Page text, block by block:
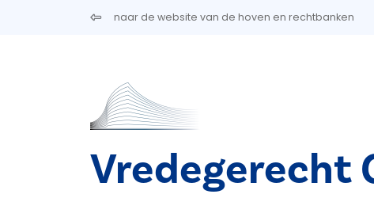
Overslaan en naar de inhoud gaannaar de website van de hoven en rechtbanken
Vredegerecht